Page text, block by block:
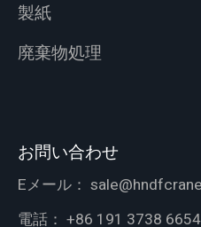
製紙
廃棄物処理
お問い合わせ
Eメール：
電話： +86 191 3738 6654